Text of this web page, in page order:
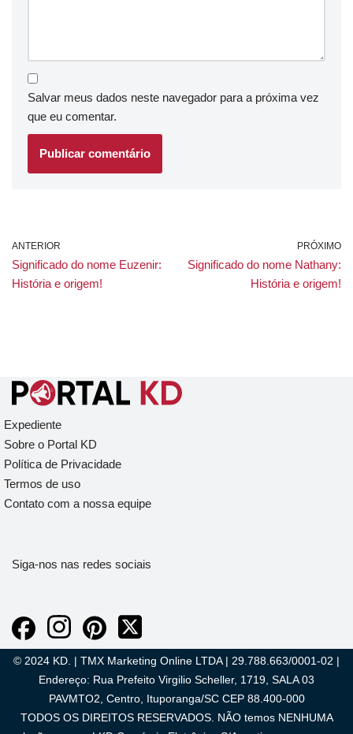
Salvar meus dados neste navegador para a próxima vez
que eu comentar.
ANTERIOR
Significado do nome Euzenir:
História e origem!
PRÓXIMO
Significado do nome Nathany:
História e origem!
Expediente
Sobre o Portal KD
Política de Privacidade
Termos de uso
Contato com a nossa equipe
Siga-nos nas redes sociais
© 2024 KD. | TMX Marketing Online LTDA | 29.788.663/0001-02 |
Endereço: Rua Prefeito Virgilio Scheller, 1719, SALA 03
PAVMTO2, Centro, Ituporanga/SC CEP 88.400-000
TODOS OS DIREITOS RESERVADOS. NÃO temos NENHUMA